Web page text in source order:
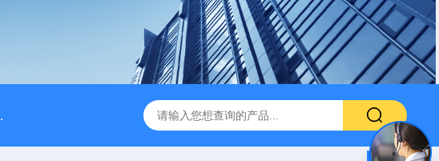
GCDLSM-800端子高低温循环测试仪 GCDLSM-800端子电流循环寿命试